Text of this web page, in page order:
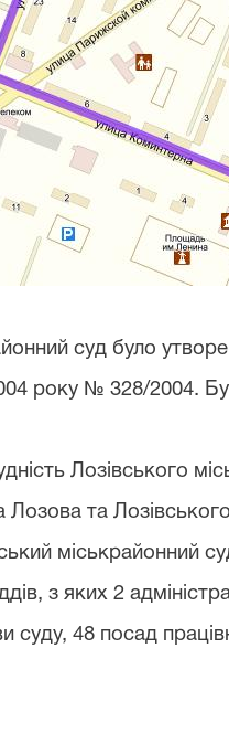
суд було
року № 328/2004.
Лозівського
та
міськрайонний
з яких 2
суду, 48 посад